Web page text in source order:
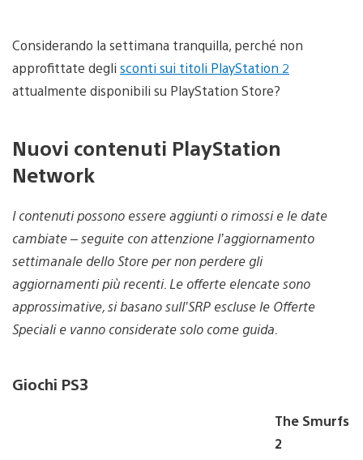
Considerando la settimana tranquilla, perché non
approfittate degli sconti sui titoli PlayStation 2
attualmente disponibili su PlayStation Store?
Nuovi contenuti PlayStation
Network
I contenuti possono essere aggiunti o rimossi e le date
cambiate – seguite con attenzione l’aggiornamento
settimanale dello Store per non perdere gli
aggiornamenti più recenti. Le offerte elencate sono
approssimative, si basano sull’SRP escluse le Offerte
Speciali e vanno considerate solo come guida.
Giochi PS3
The Smurfs
2